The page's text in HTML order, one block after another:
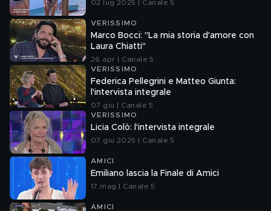
02 lug 2025 | Canale 5
VERISSIMO
Marco Bocci: "La mia storia d'amore con
Laura Chiatti"
26 apr | Canale 5
VERISSIMO
Federica Pellegrini e Matteo Giunta:
l'intervista integrale
07 giu | Canale 5
VERISSIMO
Licia Colò: l'intervista integrale
07 giu 2025 | Canale 5
AMICI
Emiliano lascia la Finale di Amici
17 mag | Canale 5
AMICI